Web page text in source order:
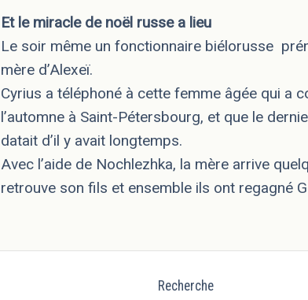
Et le miracle de noël russe a lieu
Le soir même un fonctionnaire biélorusse
mère d’Alexeï.
Cyrius a téléphoné à cette femme âgée qui a
l’automne à Saint-Pétersbourg, et que le
datait d’il y avait longtemps.
Avec l’aide de Nochlezhka, la mère arrive
retrouve son fils et ensemble ils ont regagné
Recherche